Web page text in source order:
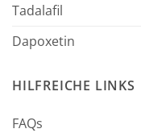
Tadalafil
Dapoxetin
HILFREICHE LINKS
FAQs